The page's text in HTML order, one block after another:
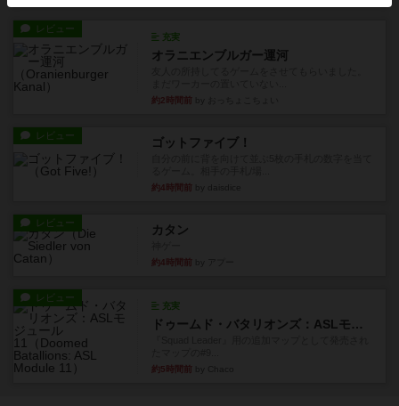
レビュー
充実
オラニエンブルガー運河
約2時間前
レビュー ゴットファイブ！
約4時間前
レビュー カタン
約4時間前
レビュー
充実
ドゥームド・バタリオンズ：ASLモジュール11
約5時間前